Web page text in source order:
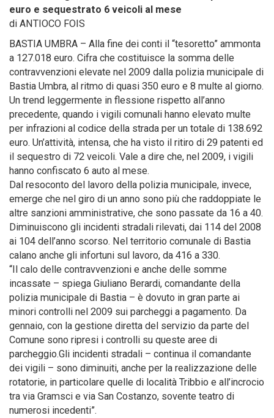
euro e sequestrato 6 veicoli al mese
di ANTIOCO FOIS
BASTIA UMBRA – Alla fine dei conti il “tesoretto” ammonta
a 127.018 euro. Cifra che costituisce la somma delle
contravvenzioni elevate nel 2009 dalla polizia municipale di
Bastia Umbra, al ritmo di quasi 350 euro e 8 multe al giorno.
Un trend leggermente in flessione rispetto all’anno
precedente, quando i vigili comunali hanno elevato multe
per infrazioni al codice della strada per un totale di 138.692
euro. Un’attività, intensa, che ha visto il ritiro di 29 patenti ed
il sequestro di 72 veicoli. Vale a dire che, nel 2009, i vigili
hanno confiscato 6 auto al mese.
Dal resoconto del lavoro della polizia municipale, invece,
emerge che nel giro di un anno sono più che raddoppiate le
altre sanzioni amministrative, che sono passate da 16 a 40.
Diminuiscono gli incidenti stradali rilevati, dai 114 del 2008
ai 104 dell’anno scorso. Nel territorio comunale di Bastia
calano anche gli infortuni sul lavoro, da 416 a 330.
“Il calo delle contravvenzioni e anche delle somme
incassate – spiega Giuliano Berardi, comandante della
polizia municipale di Bastia – è dovuto in gran parte ai
minori controlli nel 2009 sui parcheggi a pagamento. Da
gennaio, con la gestione diretta del servizio da parte del
Comune sono ripresi i controlli su queste aree di
parcheggio.Gli incidenti stradali – continua il comandante
dei vigili – sono diminuiti, anche per la realizzazione delle
rotatorie, in particolare quelle di località Tribbio e all’incrocio
tra via Gramsci e via San Costanzo, sovente teatro di
numerosi incedenti”.